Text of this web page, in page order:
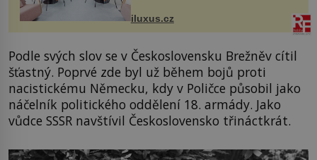
budov Media...
iluxus.cz
Podle svých slov se v Československu Brežněv cítil
šťastný. Poprvé zde byl už během bojů proti
nacistickému Německu, kdy v Poličce působil jako
náčelník politického oddělení 18. armády. Jako
vůdce SSSR navštívil Československo třináctkrát.